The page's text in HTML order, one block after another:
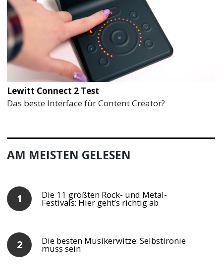
Lewitt Connect 2 Test
Das beste Interface für Content Creator?
AM MEISTEN GELESEN
Die 11 größten Rock- und Metal-
Festivals: Hier geht’s richtig ab
Die besten Musikerwitze: Selbstironie
muss sein